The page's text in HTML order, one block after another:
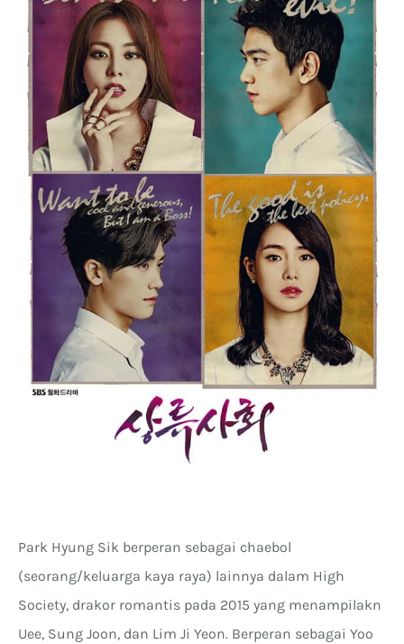
Park Hyung Sik berperan sebagai chaebol
(seorang/keluarga kaya raya) lainnya dalam High
Society, drakor romantis pada 2015 yang menampilakn
Uee, Sung Joon, dan Lim Ji Yeon. Berperan sebagai Yoo